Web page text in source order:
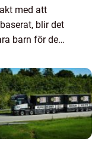
med att
blir det
barn för den